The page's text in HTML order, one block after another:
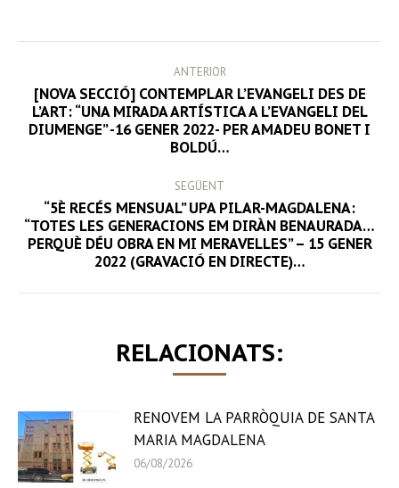
NAVIGATION
ANTERIOR
Previous
post:
[NOVA SECCIÓ] CONTEMPLAR L’EVANGELI DES DE
L’ART: “UNA MIRADA ARTÍSTICA A L’EVANGELI DEL
DIUMENGE” -16 GENER 2022- PER AMADEU BONET I
BOLDÚ…
SEGÜENT
Next
post:
“5È RECÉS MENSUAL” UPA PILAR-MAGDALENA:
“TOTES LES GENERACIONS EM DIRÀN BENAURADA…
PERQUÈ DÉU OBRA EN MI MERAVELLES” – 15 GENER
2022 (GRAVACIÓ EN DIRECTE)…
RELACIONATS:
RENOVEM LA PARRÒQUIA DE SANTA
MARIA MAGDALENA
06/08/2026